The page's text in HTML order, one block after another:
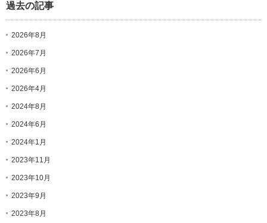
過去の記事
2026年8月
2026年7月
2026年6月
2026年4月
2024年8月
2024年6月
2024年1月
2023年11月
2023年10月
2023年9月
2023年8月